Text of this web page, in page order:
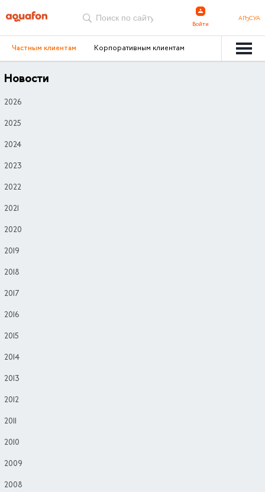
Войти
АҦСУА
Частным клиентам Корпоративным клиентам
Новости
2026
2025
2024
2023
2022
2021
2020
2019
2018
2017
2016
2015
2014
2013
2012
2011
2010
2009
2008